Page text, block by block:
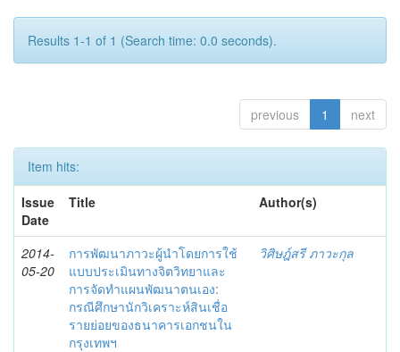
Results 1-1 of 1 (Search time: 0.0 seconds).
previous 1 next
Item hits:
Issue
Date
Title Author(s)
2014-
05-20
การพัฒนาภาวะผู้นำโดยการใช้
แบบประเมินทางจิตวิทยาและ
การจัดทำแผนพัฒนาตนเอง:
กรณีศึกษานักวิเคราะห์สินเชื่อ
รายย่อยของธนาคารเอกชนใน
กรุงเทพฯ
วิศิษฎ์สรี ภาวะกุล